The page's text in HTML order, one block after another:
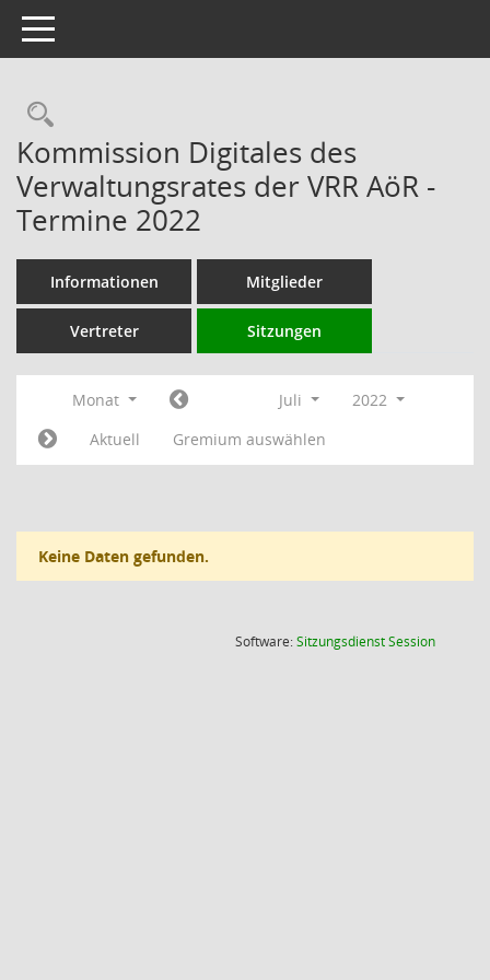
Toggle navigation
Rechercheauswahl
Kommission Digitales des
Verwaltungsrates der VRR AöR -
Termine 2022
Informationen Mitglieder
Vertreter Sitzungen
Monat Juli
2022
Aktuell
Gremium auswählen
Keine Daten gefunden.
Software:SitzungsdienstSession(Wird in